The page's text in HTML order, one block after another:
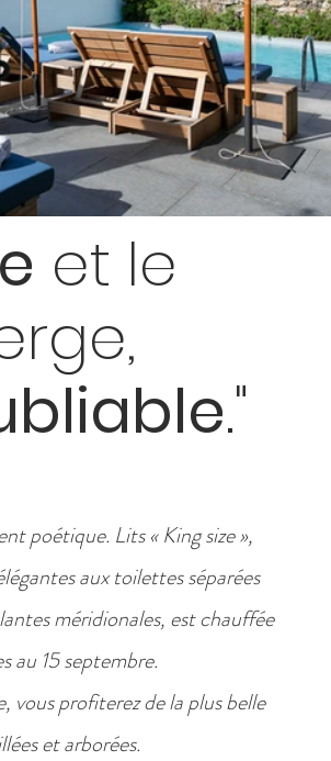
et le
."
poétique. Lits « King size »,
aux toilettes séparées
méridionales, est chauffée
au 15 septembre.
vous profiterez de la plus belle
et arborées.